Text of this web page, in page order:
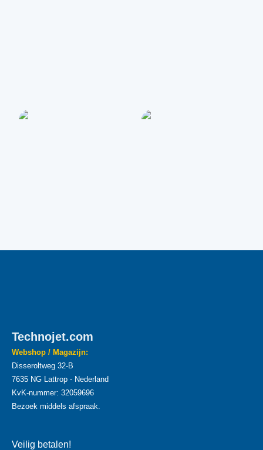
Technojet.com
Webshop / Magazijn:
Disseroltweg 32-B
7635 NG Lattrop - Nederland
KvK-nummer: 32059696
Bezoek middels afspraak.
Veilig betalen!